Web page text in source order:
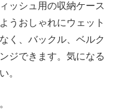
ッシュ用の収納ケース
うおしゃれにウェット
く、バックル、ベルク
ジできます。気になる
。